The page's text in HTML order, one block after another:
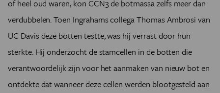
of heel oud waren, kon CCN3 de botmassa zelfs meer dan
verdubbelen. Toen Ingrahams collega Thomas Ambrosi van
UC Davis deze botten testte, was hij verrast door hun
sterkte. Hij onderzocht de stamcellen in de botten die
verantwoordelijk zijn voor het aanmaken van nieuw bot en
ontdekte dat wanneer deze cellen werden blootgesteld aan